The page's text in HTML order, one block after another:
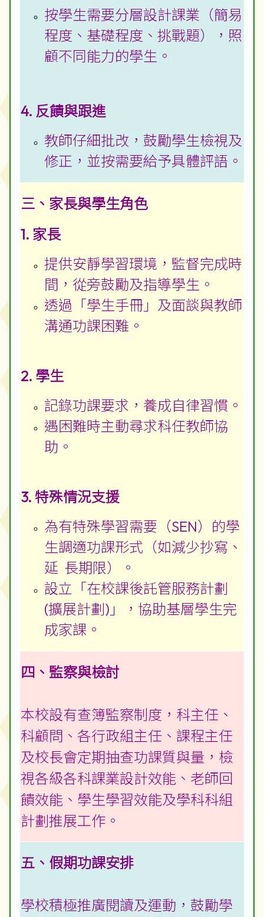
按學生需要分層設計課業（簡易
程度、基礎程度、挑戰題），照
顧不同能力的學生。
4. 反饋與跟進
教師仔細批改，鼓勵學生檢視及
修正，並按需要給予具體評語。
三、家長與學生角色
1. 家長
提供安靜學習環境，監督完成時
間，從旁鼓勵及指導學生。
透過「學生手冊」及面談與教師
溝通功課困難。
2. 學生
記錄功課要求，養成自律習慣。
遇困難時主動尋求科任教師協
助。
3. 特殊情況支援
為有特殊學習需要（SEN）的學
生調適功課形式（如減少抄寫、
延 長期限）。
設立「在校課後託管服務計劃
(擴展計劃)」，協助基層學生完
成家課。
四、監察與檢討
本校設有查簿監察制度，科主任、
科顧問、各行政組主任、課程主任
及校長會定期抽查功課質與量，檢
視各級各科課業設計效能、老師回
饋效能、學生學習效能及學科科組
計劃推展工作。
五、假期功課安排
學校積極推廣閱讀及運動，鼓勵學